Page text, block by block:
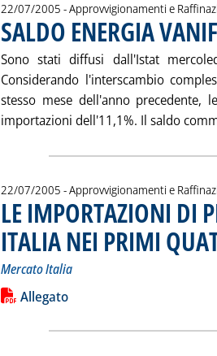
22/07/2005 - Approvvigionamenti e
SALDO ENERGIA
Sono stati diffusi dall'Istat
Considerando l'interscambio
stesso mese dell'anno precedente,
importazioni dell'11,1%. Il saldo
22/07/2005 - Approvvigionamenti e
LE IMPORTAZIONI DI
ITALIA NEI PRIMI
Mercato Italia
Leggi tutta la notizia: 'LE
Lista allegati PDF alla notizia
Allegato